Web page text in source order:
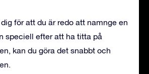
för att du är redo att namnge en
speciell efter att ha titta på
kan du göra det snabbt och